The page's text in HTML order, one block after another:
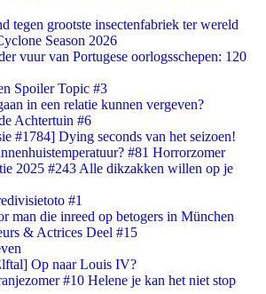
tegen grootste insectenfabriek ter wereld
Season 2026
vuur van Portugese oorlogsschepen: 120
Spoiler Topic #3
in een relatie kunnen vergeven?
Achtertuin #6
#1784] Dying seconds van het seizoen!
#81 Horrorzomer
2025 #243 Alle dikzakken willen op je
#1
man die inreed op betogers in München
& Actrices Deel #15
Op naar Louis IV?
#10 Helene je kan het niet stop